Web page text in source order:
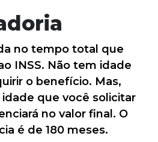
no tempo total que
INSS. Não tem idade
o benefício. Mas,
que você solicitar
no valor final. O
é de 180 meses.